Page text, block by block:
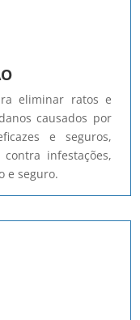
eliminar ratos e
causados por
e seguros,
infestações,
e seguro.